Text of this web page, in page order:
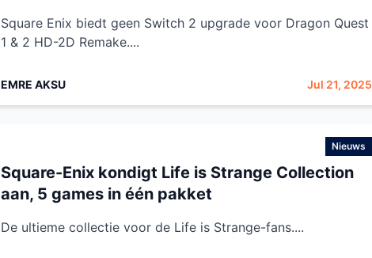
Square Enix biedt geen Switch 2 upgrade voor Dragon Quest
1 & 2 HD-2D Remake....
EMRE AKSU Jul 21, 2025
Nieuws
Square-Enix kondigt Life is Strange Collection
aan, 5 games in één pakket
De ultieme collectie voor de Life is Strange-fans....